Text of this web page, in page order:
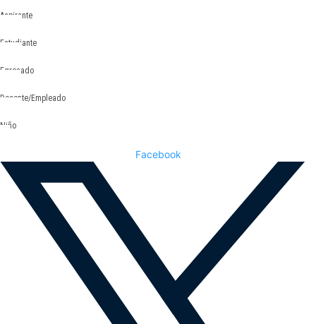
Aspirante
Estudiante
Egresado
Docente/Empleado
Niño
Facebook